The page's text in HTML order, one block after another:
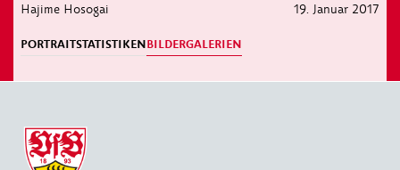
Hajime Hosogai 19. Januar 2017
PORTRAITSTATISTIKENBILDERGALERIEN